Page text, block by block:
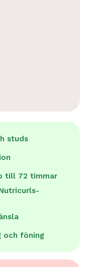
studs
till 72 timmar
och föning